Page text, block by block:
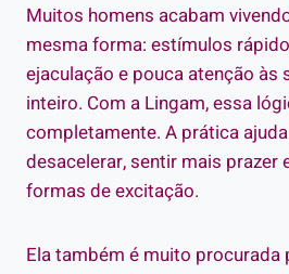
Muitos homens acabam
mesma forma: estímulos
ejaculação e pouca atenção às
inteiro. Com a Lingam, essa
completamente. A prática
desacelerar, sentir mais prazer
formas de excitação.
Ela também é muito procurada